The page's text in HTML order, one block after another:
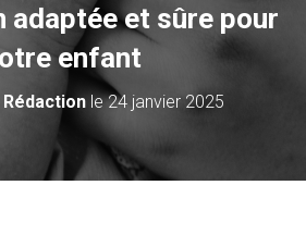
adaptée et sûre pour
enfant
Rédaction le24 janvier 2025